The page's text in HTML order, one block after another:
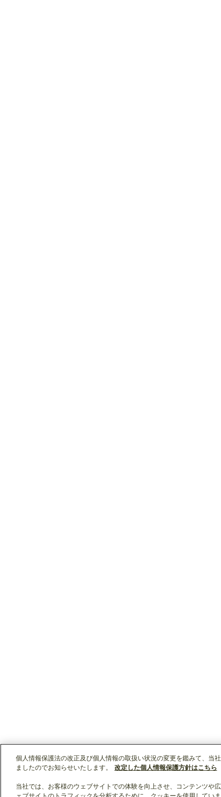
個人情報保護法の改正及び個人情報の取扱い状況の変更を鑑みて、当
ましたのでお知らせいたします。
改定した個人情報保護方針はこちら
当社では、お客様のウェブサイトでの体験を向上させ、コンテンツや